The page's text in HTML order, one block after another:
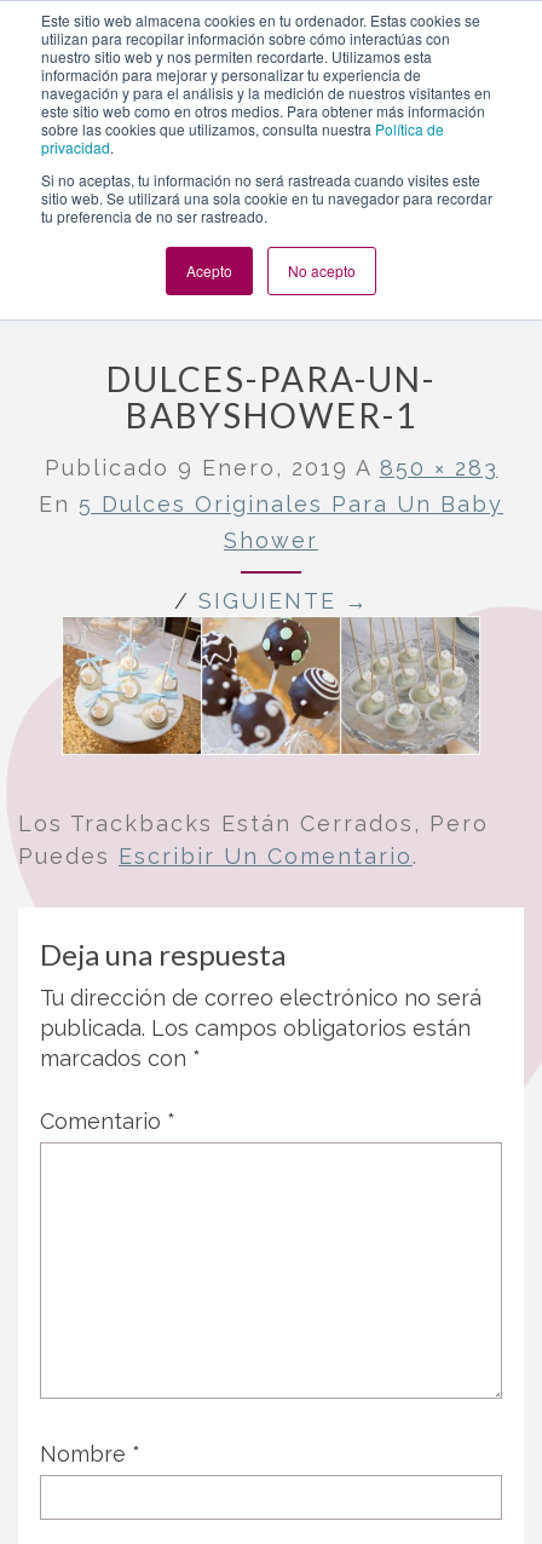
Este sitio web almacena cookies en tu ordenador. Estas cookies se
utilizan para recopilar información sobre cómo interactúas con
nuestro sitio web y nos permiten recordarte. Utilizamos esta
información para mejorar y personalizar tu experiencia de
navegación y para el análisis y la medición de nuestros visitantes en
este sitio web como en otros medios. Para obtener más información
sobre las cookies que utilizamos, consulta nuestra Política de
privacidad.
Si no aceptas, tu información no será rastreada cuando visites este
sitio web. Se utilizará una sola cookie en tu navegador para recordar
tu preferencia de no ser rastreado.
Acepto No acepto
https://www.evento.love/blog/5-dulces-originales-para-un-
baby-shower/dulces-para-un-babyshower-1/
Baby Shower»5 dulces originales para un baby
dulces-para-un-babyshower-1
DULCES-PARA-UN-
BABYSHOWER-1
Publicado 9 Enero, 2019 A 850 × 283
En 5 Dulces Originales Para Un Baby
Shower
/ SIGUIENTE →
Los Trackbacks Están Cerrados, Pero
Puedes Escribir Un Comentario.
Deja una respuesta
Tu dirección de correo electrónico no será
publicada. Los campos obligatorios están
marcados con *
Comentario *
Nombre *